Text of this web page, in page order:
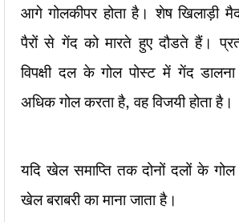
आगे गोलकीपर होता है। शेष खिलाड़ी
पैरों से गेंद को मारते हुए दौडते हैं।
विपक्षी दल के गोल पोस्ट में गेंद
अधिक गोल करता है, वह विजयी होता है।
यदि खेल समाप्ति तक दोनों दलों के गोल
खेल बराबरी का माना जाता है।